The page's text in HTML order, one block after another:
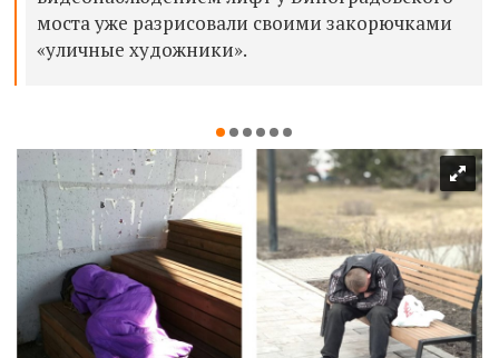
моста уже разрисовали своими закорючками
«уличные художники».